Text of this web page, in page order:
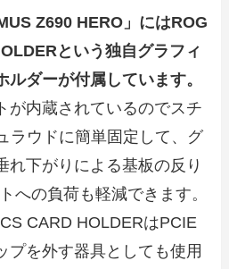
Z690 HERO」にはROG
という独自グラフィ
ルダーが付属しています。
が内蔵されているのでスチ
ラウドに簡単固定して、グ
れ下がりによる基板の反り
への負荷も軽減できます。
CARD HOLDERはPCIE
プを外す器具としても使用